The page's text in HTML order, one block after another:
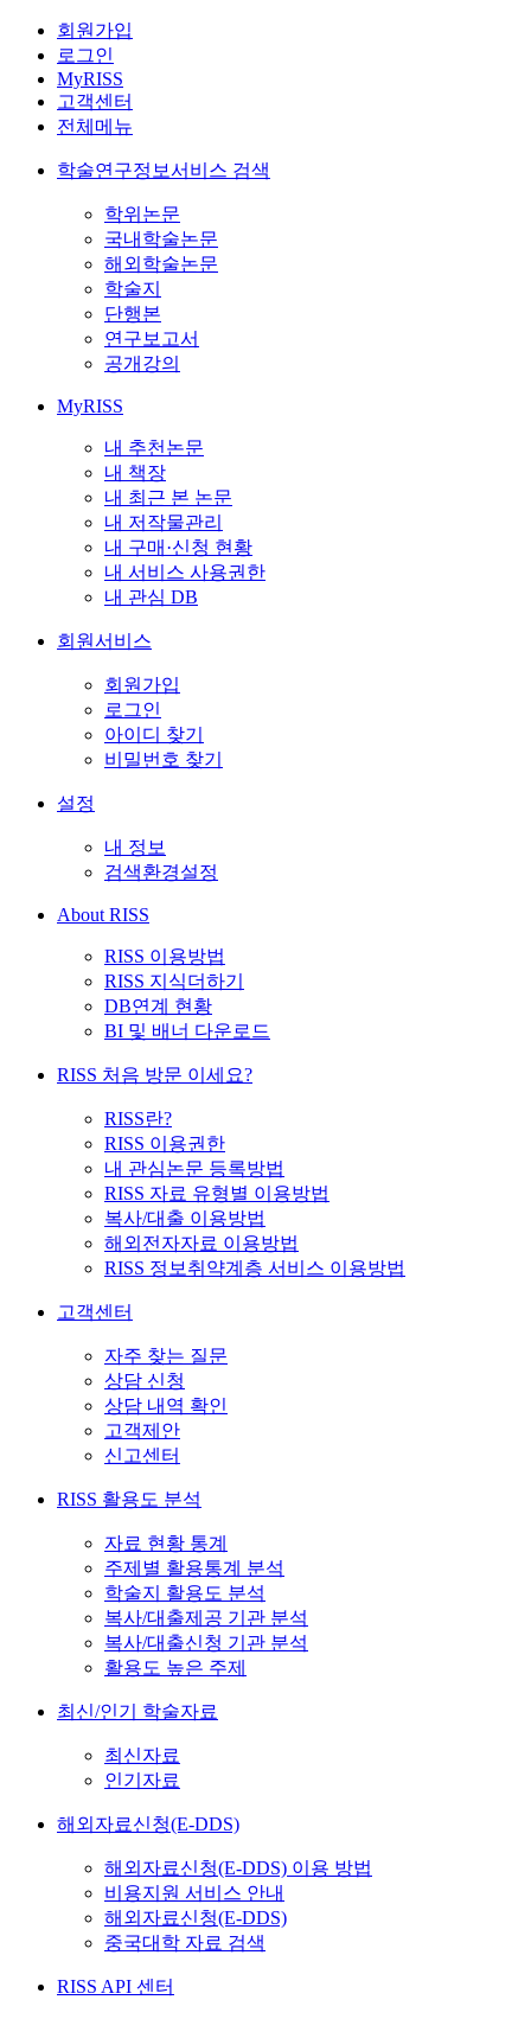
회원가입
로그인
MyRISS
고객센터
전체메뉴
학술연구정보서비스 검색
학위논문
국내학술논문
해외학술논문
학술지
단행본
연구보고서
공개강의
MyRISS
내 추천논문
내 책장
내 최근 본 논문
내 저작물관리
내 구매·신청 현황
내 서비스 사용권한
내 관심 DB
회원서비스
회원가입
로그인
아이디 찾기
비밀번호 찾기
설정
내 정보
검색환경설정
About RISS
RISS 이용방법
RISS 지식더하기
DB연계 현황
BI 및 배너 다운로드
RISS 처음 방문 이세요?
RISS란?
RISS 이용권한
내 관심논문 등록방법
RISS 자료 유형별 이용방법
복사/대출 이용방법
해외전자자료 이용방법
RISS 정보취약계층 서비스 이용방법
고객센터
자주 찾는 질문
상담 신청
상담 내역 확인
고객제안
신고센터
RISS 활용도 분석
자료 현황 통계
주제별 활용통계 분석
학술지 활용도 분석
복사/대출제공 기관 분석
복사/대출신청 기관 분석
활용도 높은 주제
최신/인기 학술자료
최신자료
인기자료
해외자료신청(E-DDS)
해외자료신청(E-DDS) 이용 방법
비용지원 서비스 안내
해외자료신청(E-DDS)
중국대학 자료 검색
RISS API 센터